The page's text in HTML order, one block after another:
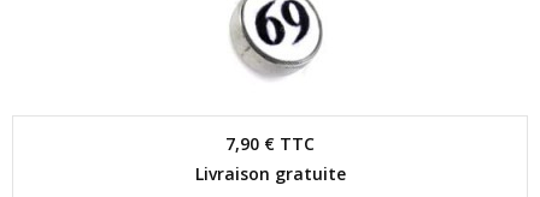
7,90 € TTC
Livraison gratuite